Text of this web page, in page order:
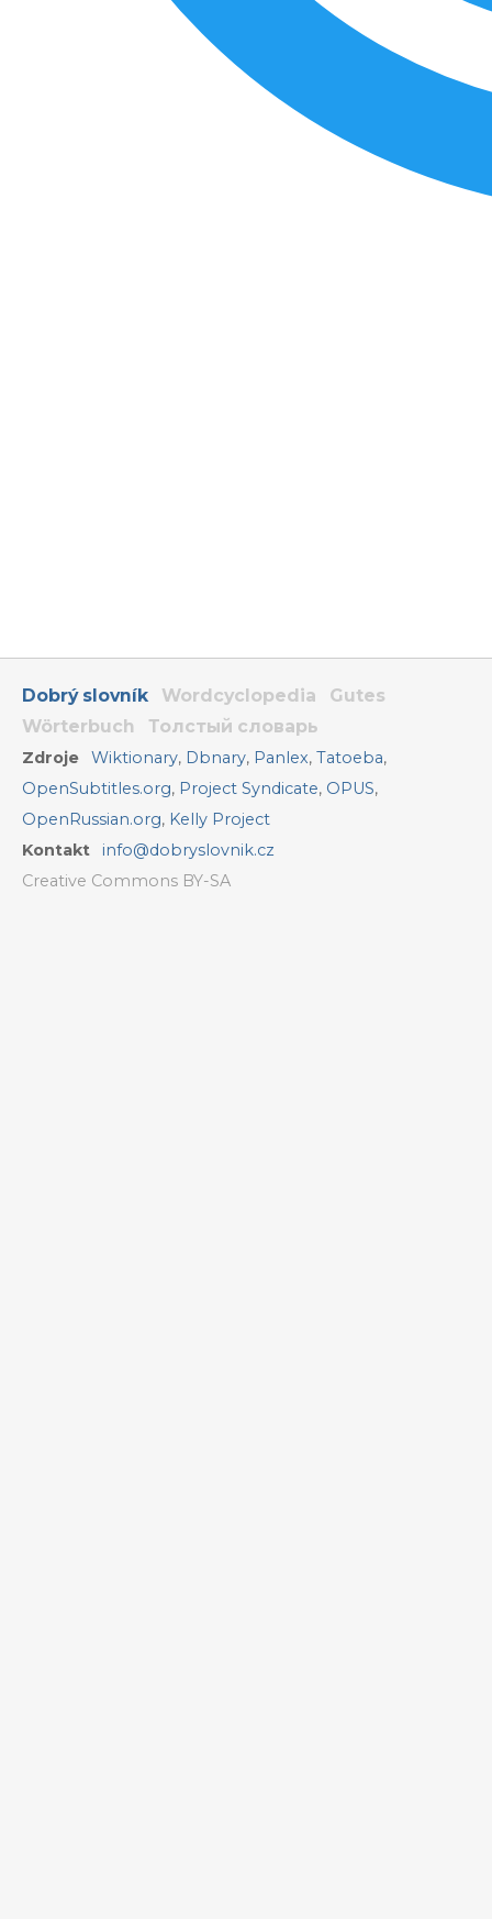
Dobrý slovník Wordcyclopedia
Gutes
Wörterbuch
Толстый словарь
Zdroje Wiktionary, Dbnary, Panlex,Tatoeba,
OpenSubtitles.org, Project Syndicate, OPUS,
OpenRussian.org, Kelly Project
Kontakt
info@dobryslovnik.cz
Creative Commons BY-SA